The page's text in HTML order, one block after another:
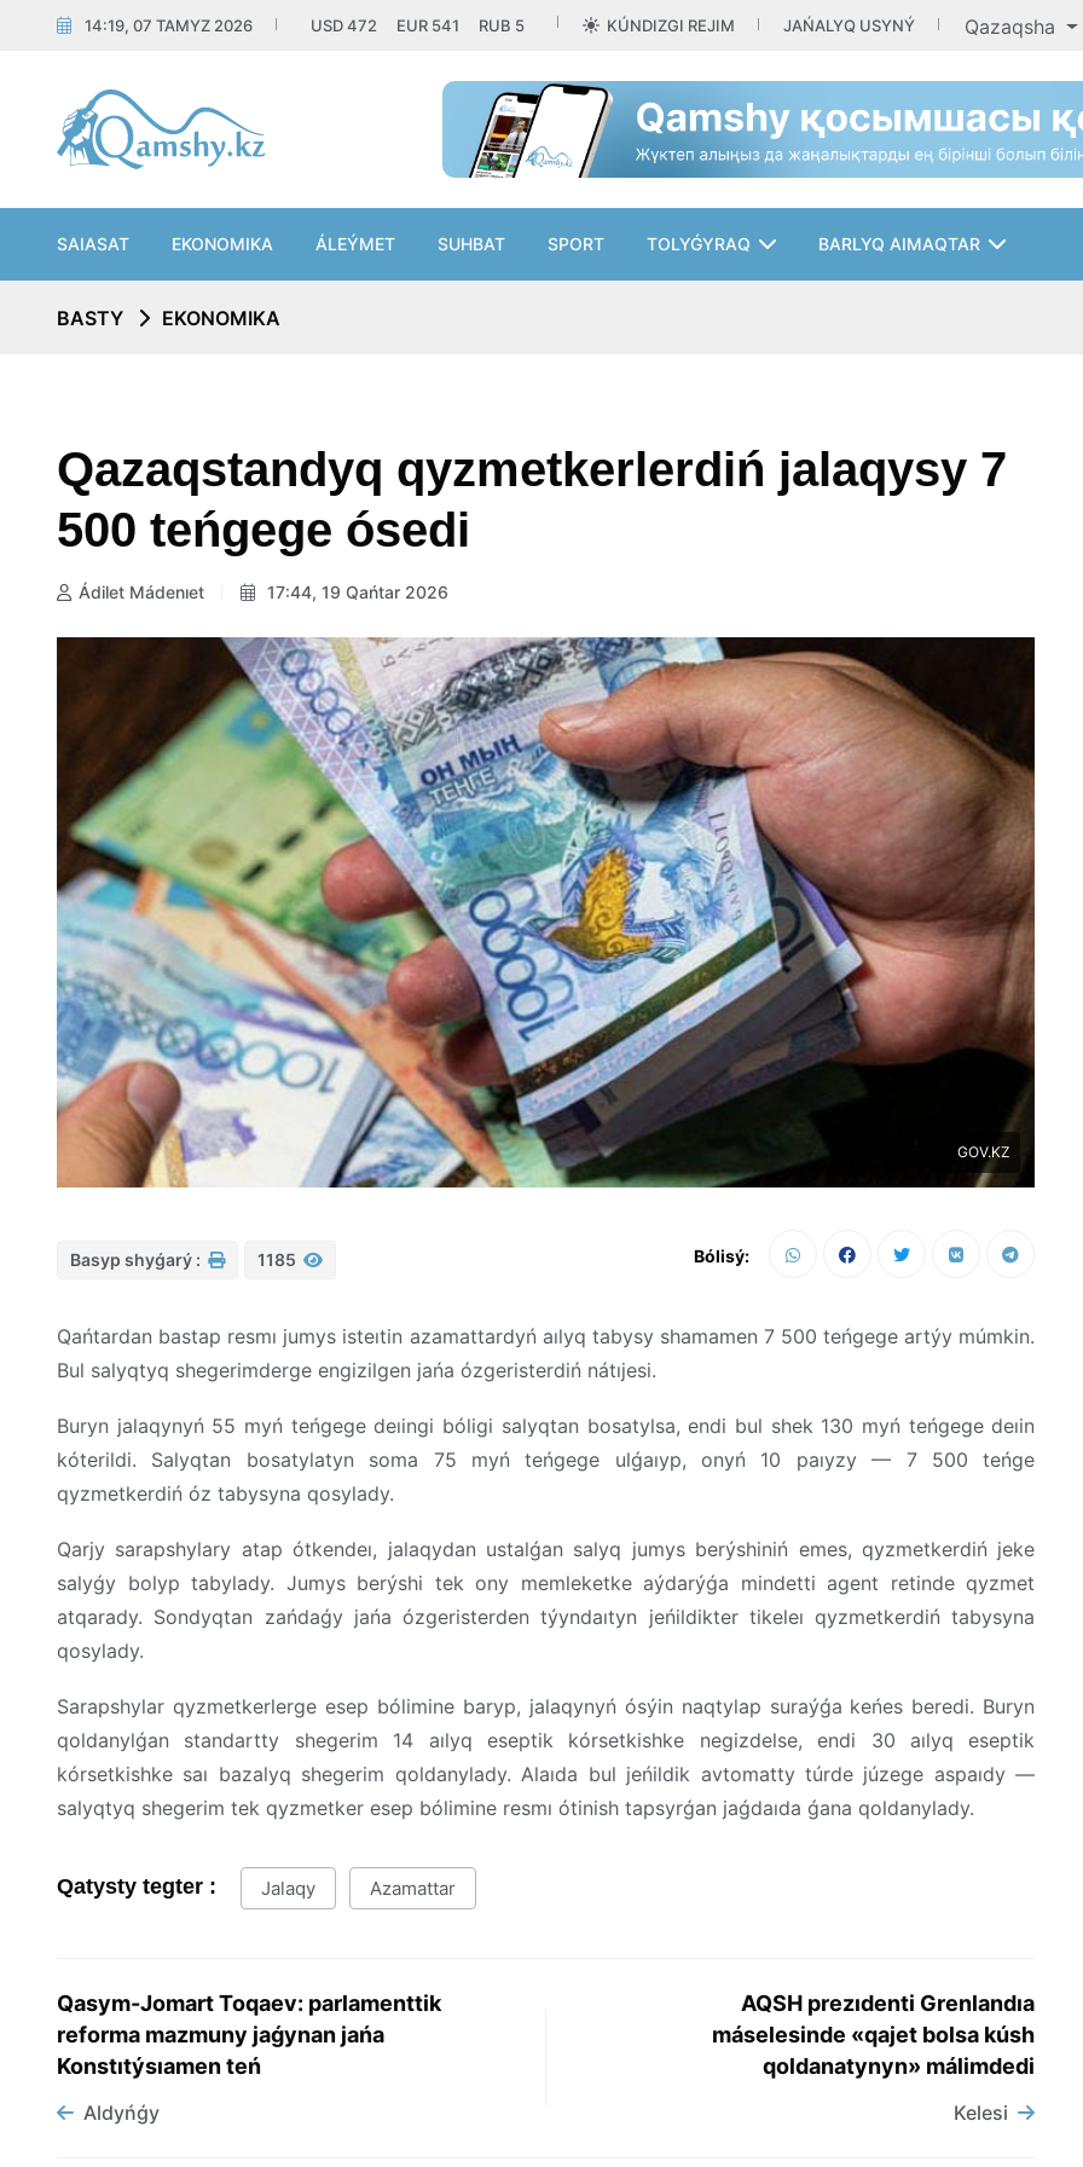
14:19, 07 TAMYZ 2026 USD472 EUR 541 RUB 5 KÚNDIZGI REJIM JAŃALYQ USYNÝ Qazaqsha
SAIASAT EKONOMIKA ÁLEÝMET SUHBAT SPORT TOLYǴYRAQ BARLYQ AIMAQTAR
BASTY EKONOMIKA
Qazaqstandyq qyzmetkerlerdiń jalaqysy 7
500 teńgege ósedi
Ádilet Mádenıet 17:44, 19 Qańtar 2026
GOV.KZ
Basyp shyǵarý : 1185 Bólisý:
Qańtardan bastap resmı jumys isteıtin azamattardyń aılyq tabysy shamamen 7 500 teńgege artýy múmkin.
Bul salyqtyq shegerimderge engizilgen jańa ózgeristerdiń nátıjesi.
Buryn jalaqynyń 55 myń teńgege deıingi bóligi salyqtan bosatylsa, endi bul shek 130 myń teńgege deıin
kóterildi. Salyqtan bosatylatyn soma 75 myń teńgege ulǵaıyp, onyń 10 paıyzy — 7 500 teńge
qyzmetkerdiń óz tabysyna qosylady.
Qarjy sarapshylary atap ótkendeı, jalaqydan ustalǵan salyq jumys berýshiniń emes, qyzmetkerdiń jeke
salyǵy bolyp tabylady. Jumys berýshi tek ony memleketke aýdarýǵa mindetti agent retinde qyzmet
atqarady. Sondyqtan zańdaǵy jańa ózgeristerden týyndaıtyn jeńildikter tikeleı qyzmetkerdiń tabysyna
qosylady.
Sarapshylar qyzmetkerlerge esep bólimine baryp, jalaqynyń ósýin naqtylap suraýǵa keńes beredi. Buryn
qoldanylǵan standartty shegerim 14 aılyq eseptik kórsetkishke negizdelse, endi 30 aılyq eseptik
kórsetkishke saı bazalyq shegerim qoldanylady. Alaıda bul jeńildik avtomatty túrde júzege aspaıdy —
salyqtyq shegerim tek qyzmetker esep bólimine resmı ótinish tapsyrǵan jaǵdaıda ǵana qoldanylady.
Qatysty tegter : Jalaqy Azamattar
Qasym-Jomart Toqaev: parlamenttik
reforma mazmuny jaǵynan jańa
Konstıtýsıamen teń
Aldyńǵy
AQSH prezıdenti Grenlandıa
máselesinde «qajet bolsa kúsh
qoldanatynyn» málimdedi
Kelesi